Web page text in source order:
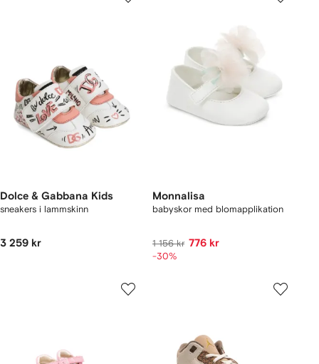
Dolce & Gabbana Kids
sneakers i lammskinn
3 259 kr
Monnalisa
babyskor med blomapplikation
1 156 kr 776 kr
-30%